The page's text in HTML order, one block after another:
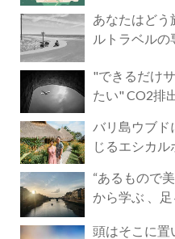
あなたはどう旅する？ ｜
ルトラベル
"できるだけ
たい" CO2排
バリ島ウブド
じるエシカ
“あるもので
から学ぶ 、
頭はそこに置